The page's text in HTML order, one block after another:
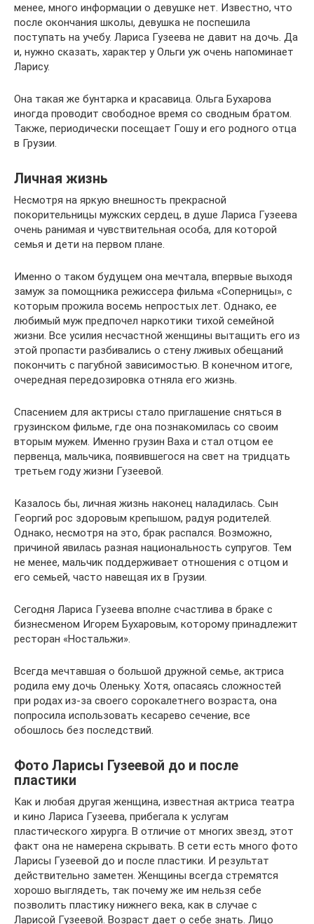
менее, много информации о девушке нет. Известно, что
после окончания школы, девушка не поспешила
поступать на учебу. Лариса Гузеева не давит на дочь. Да
и, нужно сказать, характер у Ольги уж очень напоминает
Ларису.
Она такая же бунтарка и красавица. Ольга Бухарова
иногда проводит свободное время со сводным братом.
Также, периодически посещает Гошу и его родного отца
в Грузии.
Личная жизнь
Несмотря на яркую внешность прекрасной
покорительницы мужских сердец, в душе Лариса Гузеева
очень ранимая и чувствительная особа, для которой
семья и дети на первом плане.
Именно о таком будущем она мечтала, впервые выходя
замуж за помощника режиссера фильма «Соперницы», с
которым прожила восемь непростых лет. Однако, ее
любимый муж предпочел наркотики тихой семейной
жизни. Все усилия несчастной женщины вытащить его из
этой пропасти разбивались о стену лживых обещаний
покончить с пагубной зависимостью. В конечном итоге,
очередная передозировка отняла его жизнь.
Спасением для актрисы стало приглашение сняться в
грузинском фильме, где она познакомилась со своим
вторым мужем. Именно грузин Ваха и стал отцом ее
первенца, мальчика, появившегося на свет на тридцать
третьем году жизни Гузеевой.
Казалось бы, личная жизнь наконец наладилась. Сын
Георгий рос здоровым крепышом, радуя родителей.
Однако, несмотря на это, брак распался. Возможно,
причиной явилась разная национальность супругов. Тем
не менее, мальчик поддерживает отношения с отцом и
его семьей, часто навещая их в Грузии.
Сегодня Лариса Гузеева вполне счастлива в браке с
бизнесменом Игорем Бухаровым, которому принадлежит
ресторан «Ностальжи».
Всегда мечтавшая о большой дружной семье, актриса
родила ему дочь Оленьку. Хотя, опасаясь сложностей
при родах из-за своего сорокалетнего возраста, она
попросила использовать кесарево сечение, все
обошлось без последствий.
Фото Ларисы Гузеевой до и после
пластики
Как и любая другая женщина, известная актриса театра
и кино Лариса Гузеева, прибегала к услугам
пластического хирурга. В отличие от многих звезд, этот
факт она не намерена скрывать. В сети есть много фото
Ларисы Гузеевой до и после пластики. И результат
действительно заметен. Женщины всегда стремятся
хорошо выглядеть, так почему же им нельзя себе
позволить пластику нижнего века, как в случае с
Ларисой Гузеевой. Возраст дает о себе знать. Лицо